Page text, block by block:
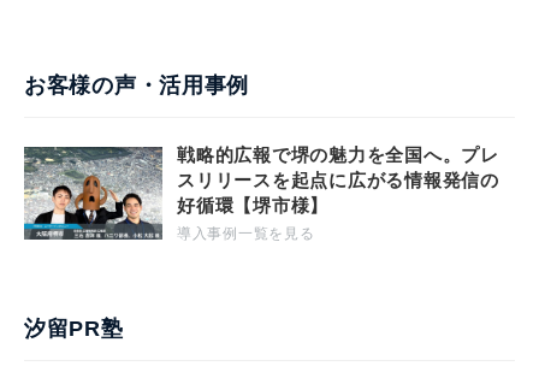
お客様の声・活用事例
戦略的広報で堺の魅力を全国へ。プレ
スリリースを起点に広がる情報発信の
好循環【堺市様】
導入事例一覧を見る
汐留PR塾